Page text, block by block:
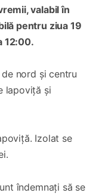
valabil în
pentru ziua 19
12:00.
nord și centru
lapoviță și
Izolat se
îndemnați să se